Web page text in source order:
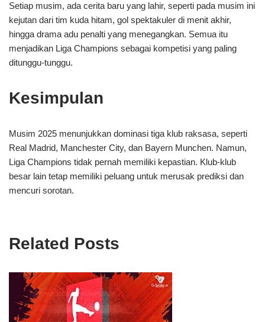
Setiap musim, ada cerita baru yang lahir, seperti pada musim ini
kejutan dari tim kuda hitam, gol spektakuler di menit akhir,
hingga drama adu penalti yang menegangkan. Semua itu
menjadikan Liga Champions sebagai kompetisi yang paling
ditunggu-tunggu.
Kesimpulan
Musim 2025 menunjukkan dominasi tiga klub raksasa, seperti
Real Madrid, Manchester City, dan Bayern Munchen. Namun,
Liga Champions tidak pernah memiliki kepastian. Klub-klub
besar lain tetap memiliki peluang untuk merusak prediksi dan
mencuri sorotan.
Related Posts